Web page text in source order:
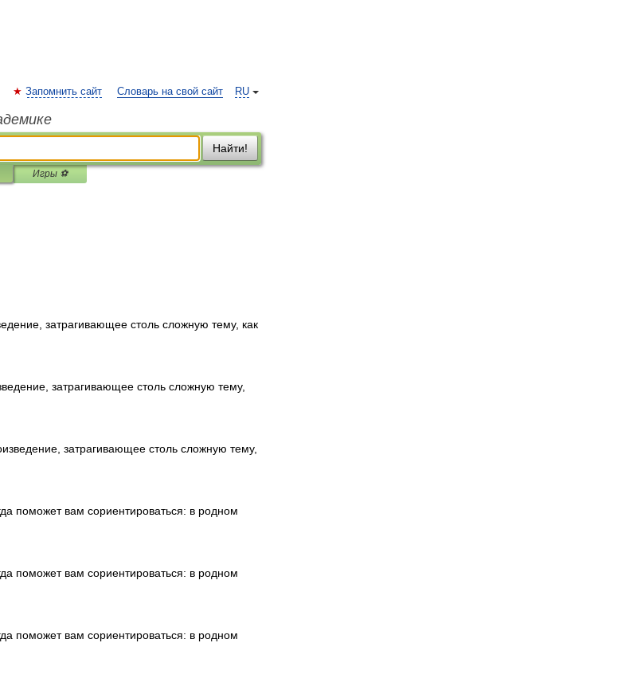
RU
Запомнить сайт Словарь на свой сайт
Найти!
Игры ⚽
затрагивающее столь сложную тему, как
затрагивающее столь сложную тему,
затрагивающее столь сложную тему,
поможет вам сориентироваться: в родном
поможет вам сориентироваться: в родном
поможет вам сориентироваться: в родном